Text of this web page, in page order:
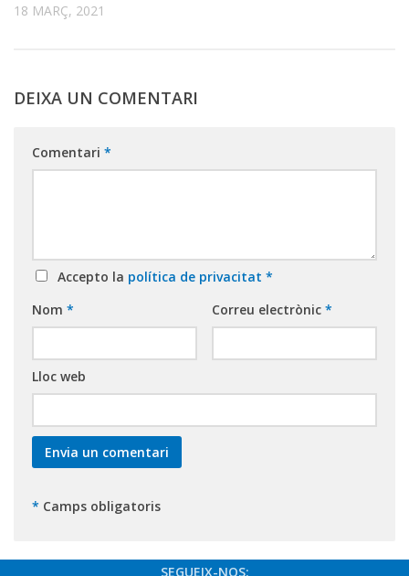
18 MARÇ, 2021
DEIXA UN COMENTARI
Comentari *
Accepto la política de privacitat *
Nom * Correu electrònic *
Lloc web
* Camps obligatoris
SEGUEIX-NOS: